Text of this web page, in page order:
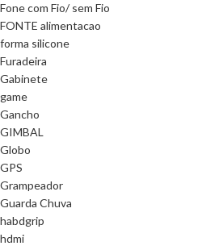
Fone com Fio/ sem Fio
FONTE alimentacao
forma silicone
Furadeira
Gabinete
game
Gancho
GIMBAL
Globo
GPS
Grampeador
Guarda Chuva
habdgrip
hdmi